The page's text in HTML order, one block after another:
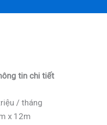
tin chi tiết
/ tháng
x 12m